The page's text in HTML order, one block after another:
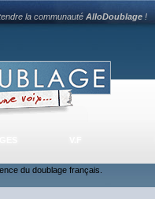
la communautéAlloDoublage !
du doublage français.